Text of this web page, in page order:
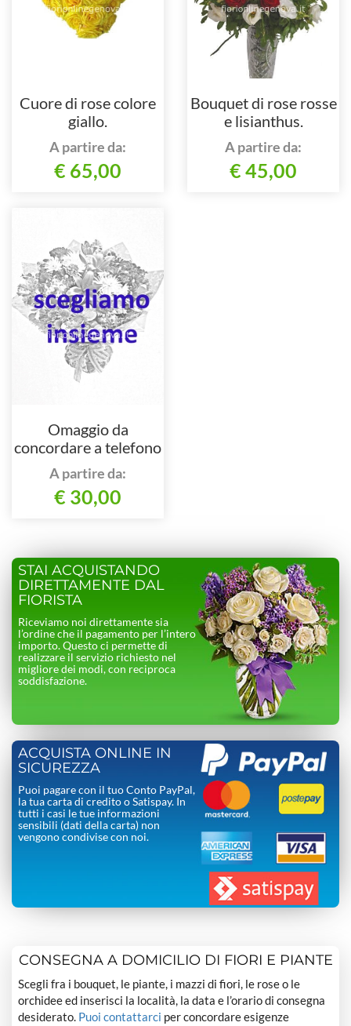
Cuore di rose colore
giallo.
A partire da:
€ 65,00
Bouquet di rose rosse
e lisianthus.
A partire da:
€ 45,00
Omaggio da
concordare a telefono
al nostro numero
A partire da:
€ 30,00
STAI ACQUISTANDO
DIRETTAMENTE DAL
FIORISTA
Riceviamo noi direttamente sia
l’ordine che il pagamento per l’intero
importo. Questo ci permette di
realizzare il servizio richiesto nel
migliore dei modi, con reciproca
soddisfazione.
ACQUISTA ONLINE IN
SICUREZZA
Puoi pagare con il tuo Conto PayPal,
la tua carta di credito o Satispay. In
tutti i casi le tue informazioni
sensibili (dati della carta) non
vengono condivise con noi.
CONSEGNA A DOMICILIO DI FIORI E PIANTE
Scegli fra i bouquet, le piante, i mazzi di fiori, le rose o le
orchidee ed inserisci la località, la data e l’orario di consegna
desiderato. Puoi contattarci per concordare esigenze